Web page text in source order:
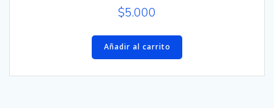
$5.000
Añadir al carrito